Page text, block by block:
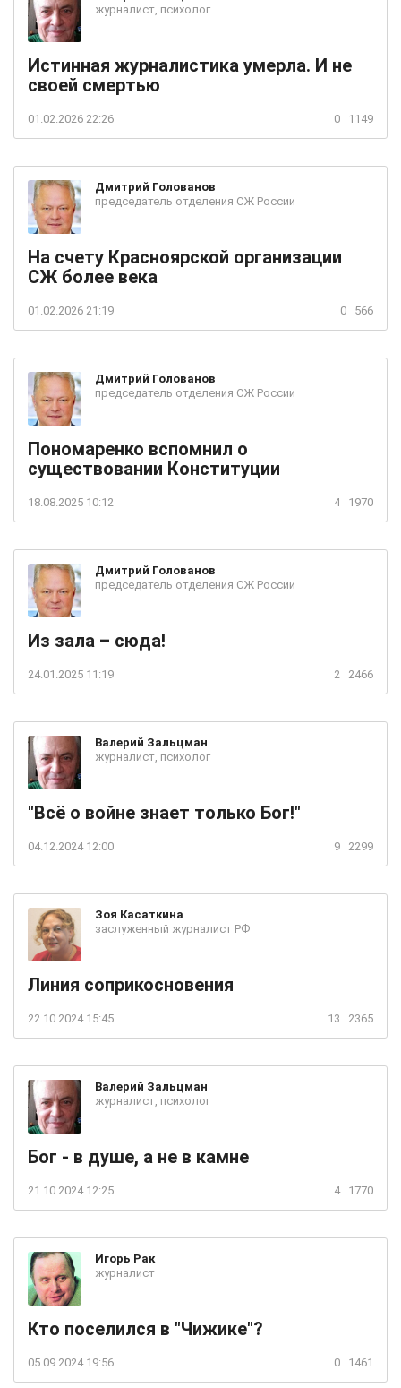
журналист, психолог
Истинная журналистика умерла. И не
своей смертью
01.02.2026 22:26 0 1149
Дмитрий Голованов
председатель отделения СЖ России
На счету Красноярской организации
СЖ более века
01.02.2026 21:19 0 566
Дмитрий Голованов
председатель отделения СЖ России
Пономаренко вспомнил о
существовании Конституции
18.08.2025 10:12 4 1970
Дмитрий Голованов
председатель отделения СЖ России
Из зала – сюда!
24.01.2025 11:19 2 2466
Валерий Зальцман
журналист, психолог
"Всё о войне знает только Бог!"
04.12.2024 12:00 9 2299
Зоя Касаткина
заслуженный журналист РФ
Линия соприкосновения
22.10.2024 15:45 13 2365
Валерий Зальцман
журналист, психолог
Бог - в душе, а не в камне
21.10.2024 12:25 4 1770
Игорь Рак
журналист
Кто поселился в "Чижике"?
05.09.2024 19:56 0 1461